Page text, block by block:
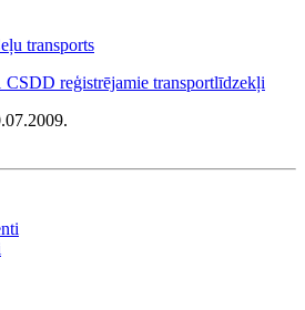
transports
reģistrējamie transportlīdzekļi